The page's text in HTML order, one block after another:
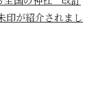
印が紹介されまし